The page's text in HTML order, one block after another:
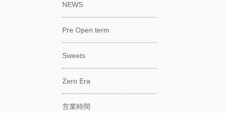
NEWS
Pre Open term
Sweets
Zero Era
営業時間